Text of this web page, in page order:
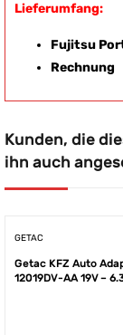
Lieferumfang:
Fujitsu
Rechnung
Kunden, die
ihn auch
GETAC
Getac KFZ Auto
12019DV-AA 19V –